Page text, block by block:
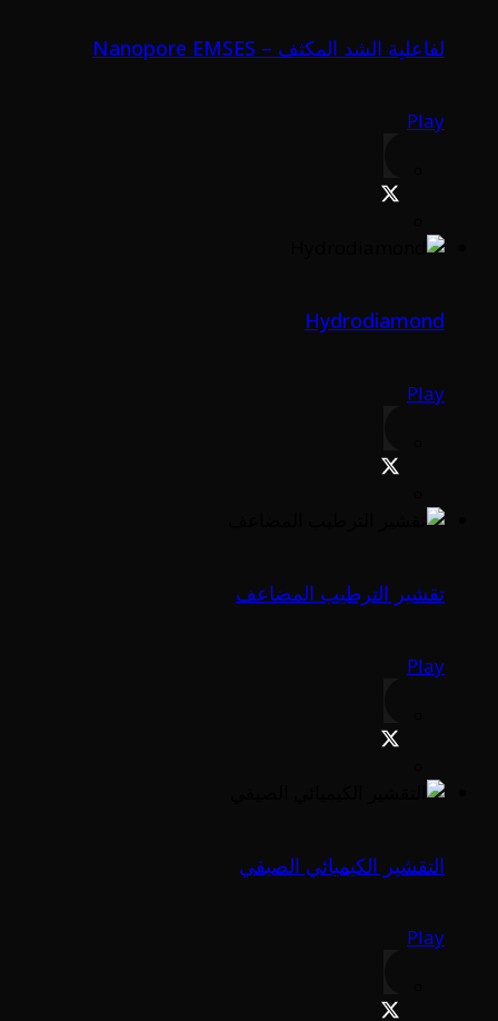
لفاعلية الشد المكثف – Nanopore EMSES
Play
Hydrodiamond
Play
تقشير الترطيب المضاعف
Play
التقشير الكيميائي الصيفي
Play